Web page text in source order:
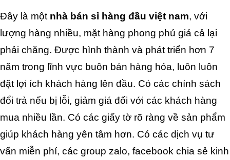
Đây là một nhà bán sỉ hàng đầu việt nam, với
lượng hàng nhiều, mặt hàng phong phú giá cả lại
phải chăng. Được hình thành và phát triển hơn 7
năm trong lĩnh vực buôn bán hàng hóa, luôn luôn
đặt lợi ích khách hàng lên đầu. Có các chính sách
đổi trả nếu bị lỗi, giảm giá đối với các khách hàng
mua nhiều lần. Có các giấy tờ rõ ràng về sản phẩm
giúp khách hàng yên tâm hơn. Có các dịch vụ tư
vấn miễn phí, các group zalo, facebook chia sẻ kinh